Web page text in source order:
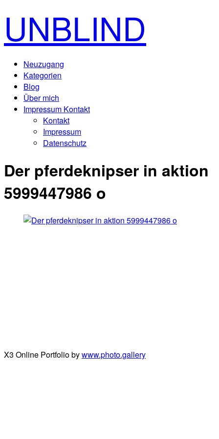
UNBLIND
Neuzugang
Kategorien
Blog
Über mich
Impressum Kontakt
Kontakt
Impressum
Datenschutz
Der pferdeknipser in aktion
5999447986 o
X3 Online Portfolio bywww.photo.gallery